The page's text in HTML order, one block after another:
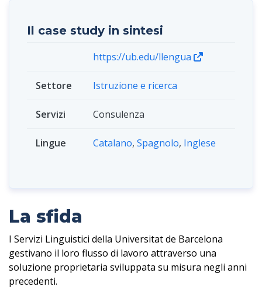
Il case study in sintesi
https://ub.edu/llengua
Settore Istruzione e ricerca
Servizi Consulenza
Lingue Catalano, Spagnolo, Inglese
La sfida
I Servizi Linguistici della Universitat de Barcelona
gestivano il loro flusso di lavoro attraverso una
soluzione proprietaria sviluppata su misura negli anni
precedenti.